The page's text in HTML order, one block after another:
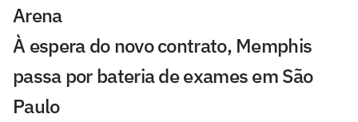
Arena
À espera do novo contrato, Memphis
passa por bateria de exames em São
Paulo